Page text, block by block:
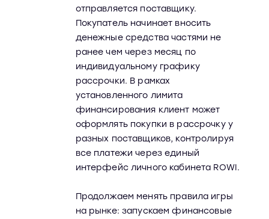
отправляется поставщику.
Покупатель начинает вносить
денежные средства частями не
ранее чем через месяц по
индивидуальному графику
рассрочки. В рамках
установленного лимита
финансирования клиент может
оформлять покупки в рассрочку у
разных поставщиков, контролируя
все платежи через единый
интерфейс личного кабинета ROWI.
Продолжаем менять правила игры
на рынке: запускаем финансовые